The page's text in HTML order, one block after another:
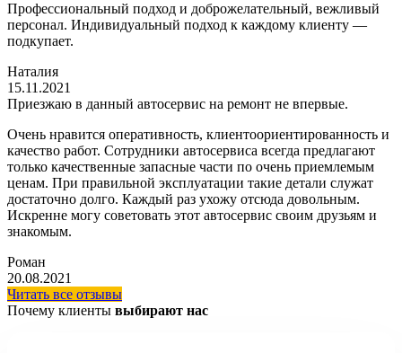
Профессиональный подход и доброжелательный, вежливый
персонал. Индивидуальный подход к каждому клиенту —
подкупает.
Наталия
15.11.2021
Приезжаю в данный автосервис на ремонт не впервые.
Очень нравится оперативность, клиентоориентированность и
качество работ. Сотрудники автосервиса всегда предлагают
только качественные запасные части по очень приемлемым
ценам. При правильной эксплуатации такие детали служат
достаточно долго. Каждый раз ухожу отсюда довольным.
Искренне могу советовать этот автосервис своим друзьям и
знакомым.
Роман
20.08.2021
Читать все отзывы
Почему клиенты выбирают нас